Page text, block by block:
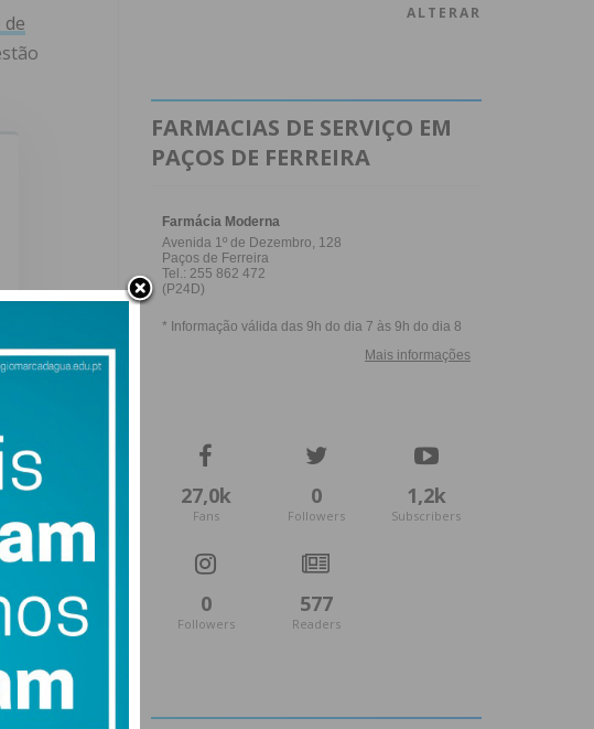
ALTERAR
FARMACIAS DE SERVIÇO EM
PAÇOS DE FERREIRA
27,0k
Fans
0
Followers
1,2k
Subscribers
0
Followers
577
Readers